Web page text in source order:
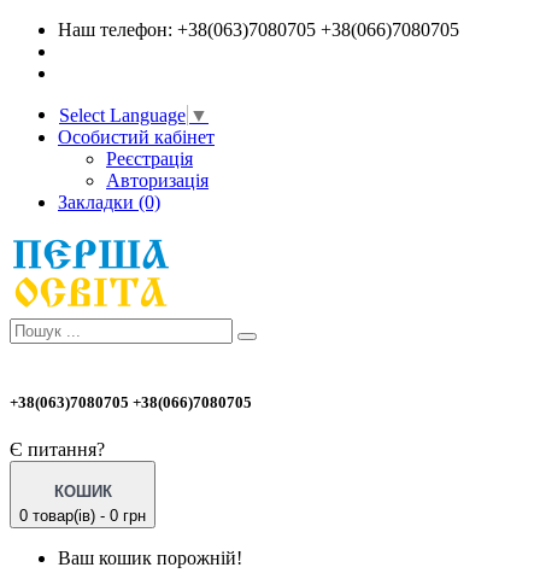
Наш телефон: +38(063)7080705 +38(066)7080705
Select Language ▼
Особистий кабінет
Реєстрація
Авторизація
Закладки (0)
+38(063)7080705 +38(066)7080705
Є питання?
КОШИК
0 товар(ів) - 0 грн
Ваш кошик порожній!